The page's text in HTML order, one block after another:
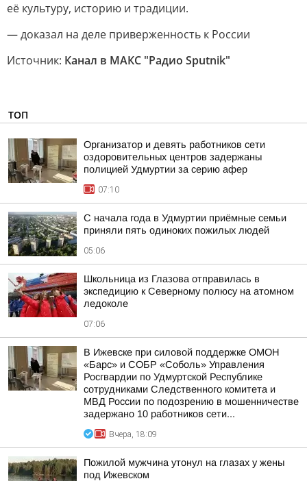
её культуру, историю и традиции.
— доказал на деле приверженность к России
Источник: Канал в МАКС "Радио Sputnik"
ТОП
Организатор и девять работников сети
оздоровительных центров задержаны
полицией Удмуртии за серию афер
07:10
С начала года в Удмуртии приёмные семьи
приняли пять одиноких пожилых людей
05:06
Школьница из Глазова отправилась в
экспедицию к Северному полюсу на атомном
ледоколе
07:06
В Ижевске при силовой поддержке ОМОН
«Барс» и СОБР «Соболь» Управления
Росгвардии по Удмуртской Республике
сотрудниками Следственного комитета и
МВД России по подозрению в мошенничестве
задержано 10 работников сети...
Вчера, 18:09
Пожилой мужчина утонул на глазах у жены
под Ижевском